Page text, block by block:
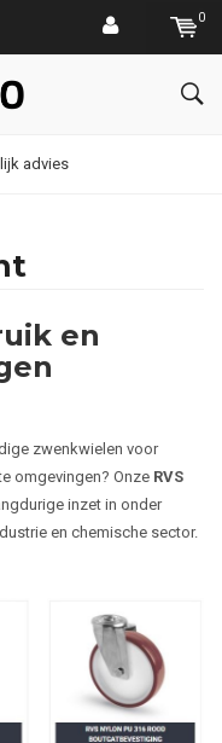
0
advies
en
zwenkwielen voor
omgevingen? Onze RVS
inzet in onder
en chemische sector.